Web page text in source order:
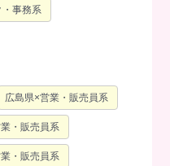
・事務系
広島県×営業・販売員系
・販売員系
・販売員系